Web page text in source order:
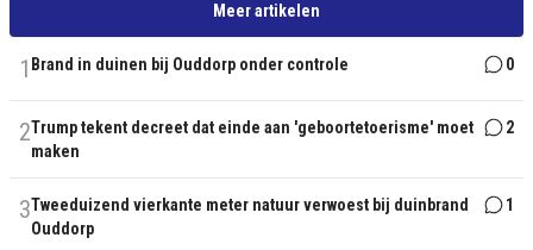
Meer artikelen
1 Brand in duinen bij Ouddorp onder controle 0
2Trump tekent decreet dat einde aan 'geboortetoerisme' moet
maken
2
3Tweeduizend vierkante meter natuur verwoest bij duinbrand
Ouddorp
1